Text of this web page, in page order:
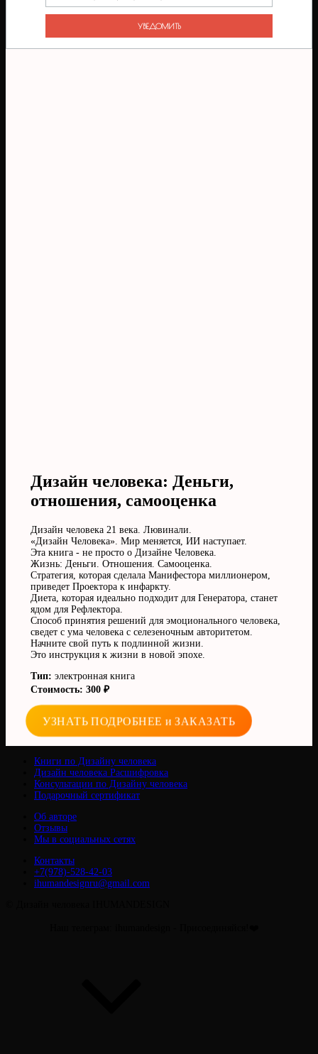
Дизайн человека: Деньги,
отношения, самооценка
Дизайн человека 21 века. Лювинали.
«Дизайн Человека». Мир меняется, ИИ наступает.
Эта книга - не просто о Дизайне Человека.
Жизнь: Деньги. Отношения. Самооценка.
Стратегия, которая сделала Манифестора миллионером,
приведет Проектора к инфаркту.
Диета, которая идеально подходит для Генератора, станет
ядом для Рефлектора.
Способ принятия решений для эмоционального человека,
сведет с ума человека с селезеночным авторитетом.
Начните свой путь к подлинной жизни.
Это инструкция к жизни в новой эпохе.
Тип: электронная книга
Стоимость: 300 ₽
УЗНАТЬ ПОДРОБНЕЕ и ЗАКАЗАТЬ
Книги по Дизайну человека
Дизайн человека Расшифровка
Консультации по Дизайну человека
Подарочный сертификат
Об авторе
Отзывы
Мы в социальных сетях
Контакты
+7(978)-528-42-03
ihumandesignru@gmail.com